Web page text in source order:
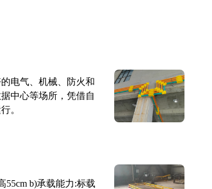
电气、机械、防火和
中心等场所，凭借自
。
55cm b)承载能力:标载